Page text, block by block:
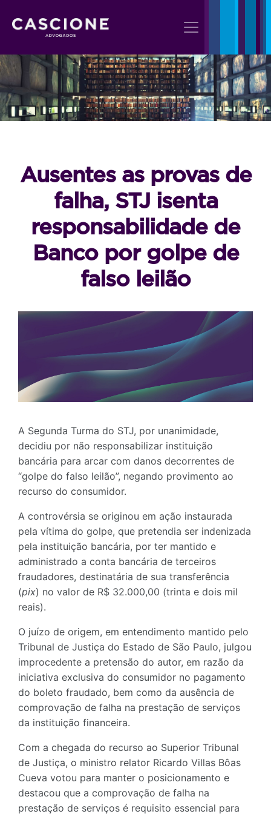
Ausentes as provas de
falha, STJ isenta
responsabilidade de
Banco por golpe de
falso leilão
A Segunda Turma do STJ, por unanimidade,
decidiu por não responsabilizar instituição
bancária para arcar com danos decorrentes de
“golpe do falso leilão”, negando provimento ao
recurso do consumidor.
A controvérsia se originou em ação instaurada
pela vítima do golpe, que pretendia ser indenizada
pela instituição bancária, por ter mantido e
administrado a conta bancária de terceiros
fraudadores, destinatária de sua transferência
(pix) no valor de R$ 32.000,00 (trinta e dois mil
reais).
O juízo de origem, em entendimento mantido pelo
Tribunal de Justiça do Estado de São Paulo, julgou
improcedente a pretensão do autor, em razão da
iniciativa exclusiva do consumidor no pagamento
do boleto fraudado, bem como da ausência de
comprovação de falha na prestação de serviços
da instituição financeira.
Com a chegada do recurso ao Superior Tribunal
de Justiça, o ministro relator Ricardo Villas Bôas
Cueva votou para manter o posicionamento e
destacou que a comprovação de falha na
prestação de serviços é requisito essencial para